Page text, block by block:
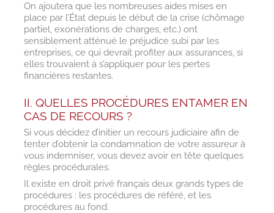
On ajoutera que les nombreuses aides mises en
place par l’État depuis le début de la crise (chômage
partiel, exonérations de charges, etc.) ont
sensiblement atténué le préjudice subi par les
entreprises, ce qui devrait profiter aux assurances, si
elles trouvaient à s’appliquer pour les pertes
financières restantes.
II. QUELLES PROCÉDURES ENTAMER EN
CAS DE RECOURS ?
Si vous décidez d’initier un recours judiciaire afin de
tenter d’obtenir la condamnation de votre assureur à
vous indemniser, vous devez avoir en tête quelques
règles procédurales.
Il existe en droit privé français deux grands types de
procédures : les procédures de référé, et les
procédures au fond.